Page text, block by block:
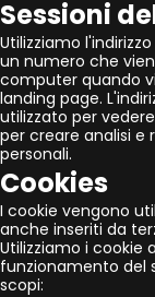
Sessioni
Utilizziamo
un numero che
computer quando
landing page.
utilizzato per
per creare analisi
personali.
Cookies
I cookie vengono
anche inseriti da
Utilizziamo i cookie
funzionamento del
scopi: